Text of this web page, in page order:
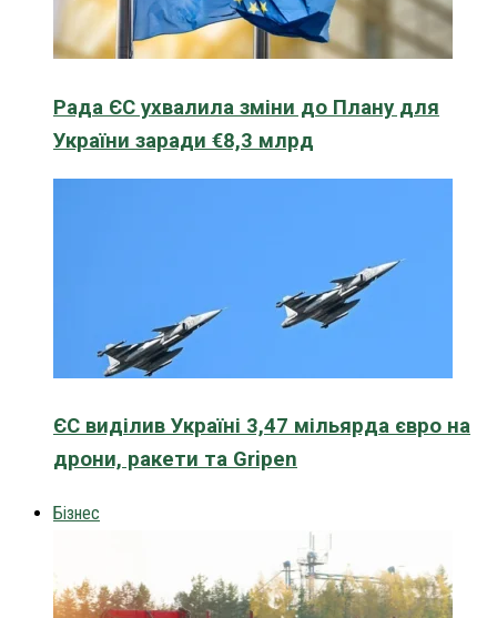
Рада ЄС ухвалила зміни до Плану для
України заради €8,3 млрд
ЄС виділив Україні 3,47 мільярда євро на
дрони, ракети та Gripen
Бізнес